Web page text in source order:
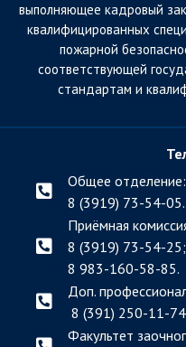
выполняющее кадровый
квалифицированных
пожарной
соответствующей
стандартам и
Общее отделение:
8 (3919) 73-54-05.
Приёмная
8 (3919) 73-54-
8 983-160-58-85.
Доп.
8 (391) 250-11-
Факультет